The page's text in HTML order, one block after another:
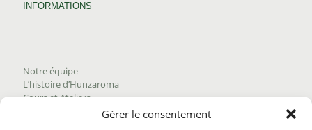
Gérer le consentement
INFORMATIONS
Notre équipe
L’histoire d’Hunzaroma
Cours et Ateliers